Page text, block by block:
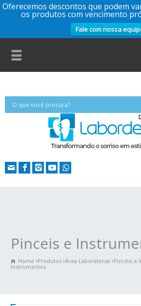
Oferecemos descontos que podem
os produtos com vencimento
Fale com nossa
Pinceis e
Home Produtos Área Laboratorial Pincéis e
Instrumentos